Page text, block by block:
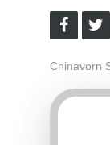
Chinavorn